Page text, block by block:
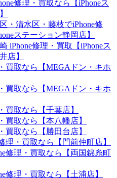
修理・買取なら【iPhoneス
・清水区・藤枝でiPhone修
ステーション静岡店】
iPhone修理・買取【iPhoneス
店】
買取なら【MEGAドン・キホ
買取なら【MEGAドン・キホ
買取なら【千葉店】
買取なら【本八幡店】
買取なら【勝田台店】
理・買取なら【門前仲町店】
修理・買取なら【両国錦糸町
修理・買取なら【土浦店】